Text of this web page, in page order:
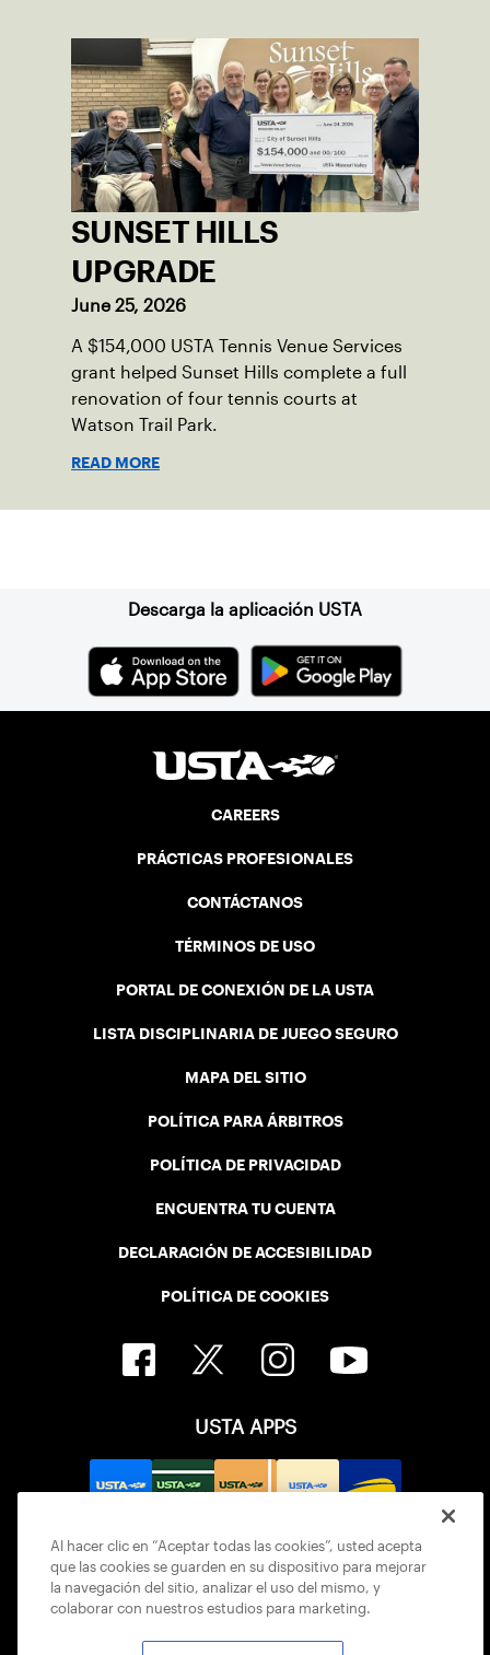
SUNSET HILLS
UPGRADE
June 25, 2026
A $154,000 USTA Tennis Venue Services
grant helped Sunset Hills complete a full
renovation of four tennis courts at
Watson Trail Park.
READ MORE
Descarga la aplicación USTA
CAREERS
PRÁCTICAS PROFESIONALES
CONTÁCTANOS
TÉRMINOS DE USO
PORTAL DE CONEXIÓN DE LA USTA
LISTA DISCIPLINARIA DE JUEGO SEGURO
MAPA DEL SITIO
POLÍTICA PARA ÁRBITROS
POLÍTICA DE PRIVACIDAD
ENCUENTRA TU CUENTA
DECLARACIÓN DE ACCESIBILIDAD
POLÍTICA DE COOKIES
USTA APPS
Al hacer clic en “Aceptar todas las cookies”, usted acepta
que las cookies se guarden en su dispositivo para mejorar
la navegación del sitio, analizar el uso del mismo, y
colaborar con nuestros estudios para marketing.